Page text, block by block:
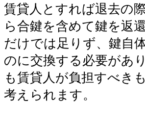
賃貸人とすれば退去の
ら合鍵を含めて鍵を返
だけでは足りず、鍵自
のに交換する必要があ
も賃貸人が負担すべき
考えられます。